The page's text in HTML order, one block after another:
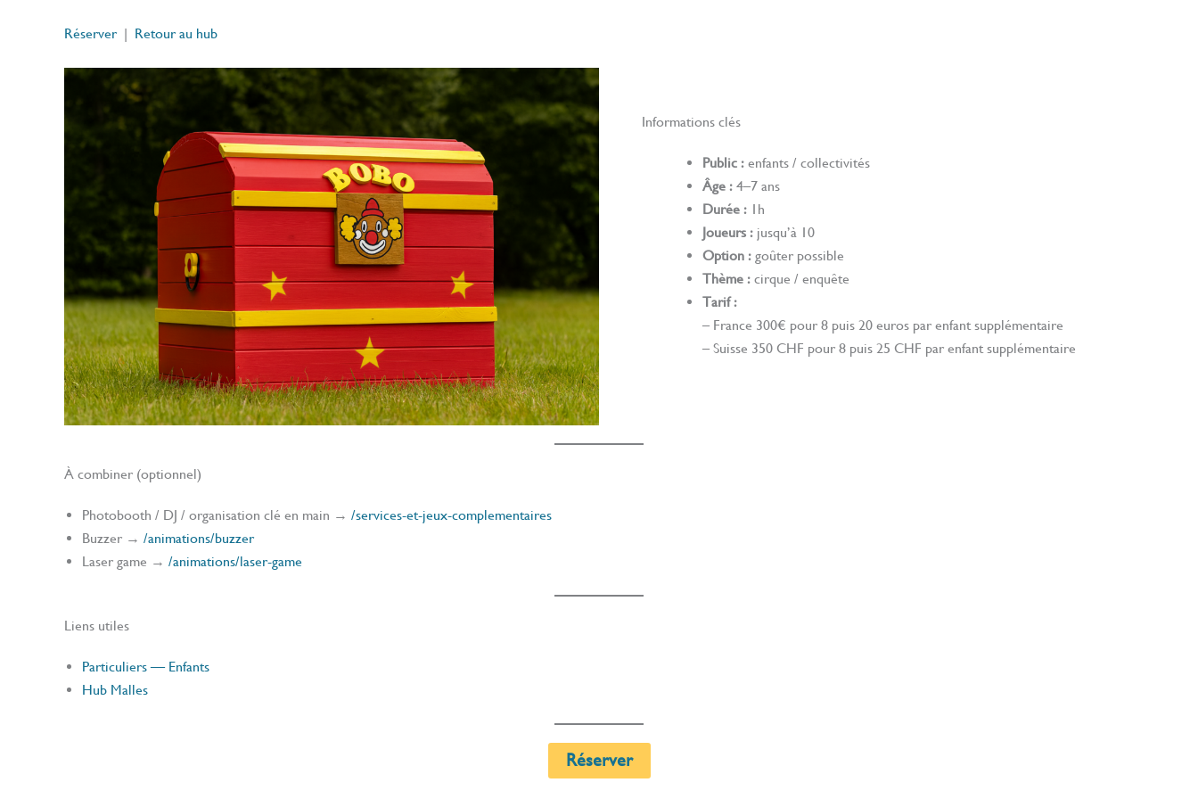
Réserver| Retour au hub
Informations clés
Public : enfants / collectivités
Âge : 4–7 ans
Durée : 1h
Joueurs : jusqu’à 10
Option : goûter possible
Thème : cirque / enquête
Tarif :
– France 300€ pour 8 puis 20 euros par enfant supplémentaire
– Suisse 350 CHF pour 8 puis 25 CHF par enfant supplémentaire
À combiner (optionnel)
Photobooth / DJ / organisation clé en main → /services-et-jeux-complementaires
Buzzer → /animations/buzzer
Laser game → /animations/laser-game
Liens utiles
Particuliers — Enfants
Hub Malles
Réserver